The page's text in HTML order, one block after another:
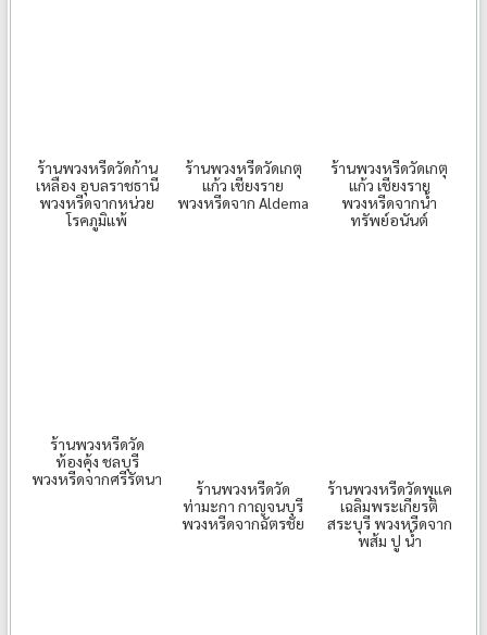
ร้านพวงหรีดวัดก้าน
เหลือง อุบลราชธานี
พวงหรีดจากหน่วย
โรคภูมิแพ้
ร้านพวงหรีดวัดเกตุ
แก้ว เชียงราย
พวงหรีดจาก Aldema
ร้านพวงหรีดวัดเกตุ
แก้ว เชียงราย
พวงหรีดจากน้ำ
ทรัพย์อนันต์
ร้านพวงหรีดวัด
ท้องคุ้ง ชลบุรี
พวงหรีดจากศรีรัตนา
ร้านพวงหรีดวัด
ท่ามะกา กาญจนบุรี
พวงหรีดจากฉัตรชัย
ร้านพวงหรีดวัดพุแค
เฉลิมพระเกียรติ
สระบุรี พวงหรีดจาก
พส้ม ปู น้ำ